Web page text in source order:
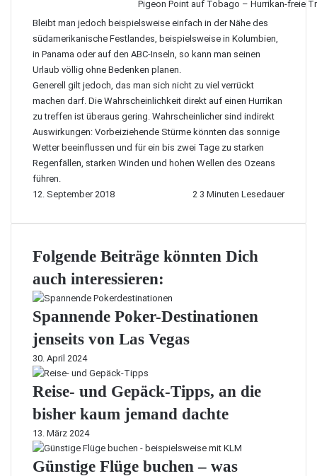
Pigeon Point auf Tobago – Hurrikan-freie
Bleibt man jedoch beispielsweise einfach in der Nähe des
südamerikanische Festlandes, beispielsweise in Kolumbien,
in Panama oder auf den ABC-Inseln, so kann man seinen
Urlaub völlig ohne Bedenken planen.
Generell gilt jedoch, das man sich nicht zu viel verrückt
machen darf. Die Wahrscheinlichkeit direkt auf einen Hurrikan
zu treffen ist überaus gering. Wahrscheinlicher sind indirekt
Auswirkungen: Vorbeiziehende Stürme könnten das sonnige
Wetter beeinflussen und für ein bis zwei Tage zu starken
Regenfällen, starken Winden und hohen Wellen des Ozeans
führen.
12. September 2018
2 3 Minuten Lesedauer
Folgende Beiträge könnten Dich
auch interessieren:
Spannende Poker-Destinationen
jenseits von Las Vegas
30. April 2024
Reise- und Gepäck-Tipps, an die
bisher kaum jemand dachte
13. März 2024
Günstige Flüge buchen – was